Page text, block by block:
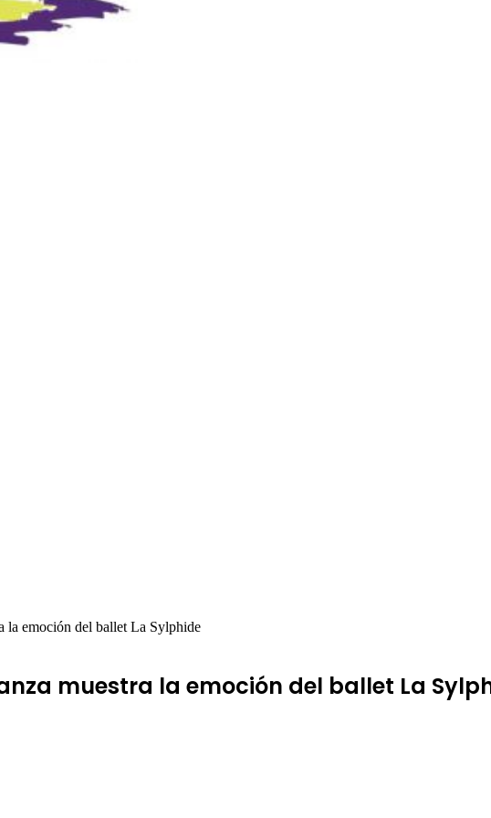
la emoción del ballet La Sylphide
muestra la emoción del ballet La